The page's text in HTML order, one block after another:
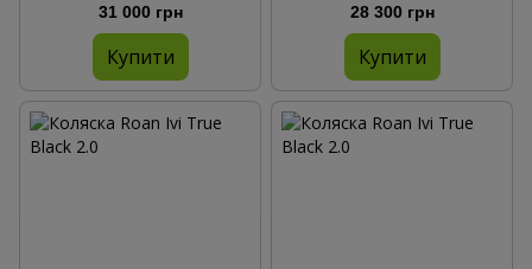
31 000 грн
Купити
28 300 грн
Купити